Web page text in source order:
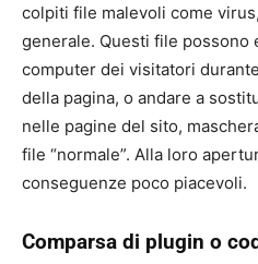
colpiti file malevoli come
generale. Questi file possono
computer dei visitatori
della pagina, o andare a
nelle pagine del sito,
file “normale”. Alla loro
conseguenze poco piacevoli.
Comparsa di plugin o